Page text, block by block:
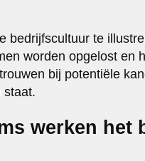
bedrijfscultuur te
worden opgelost en
bij potentiële
staat.
werken het